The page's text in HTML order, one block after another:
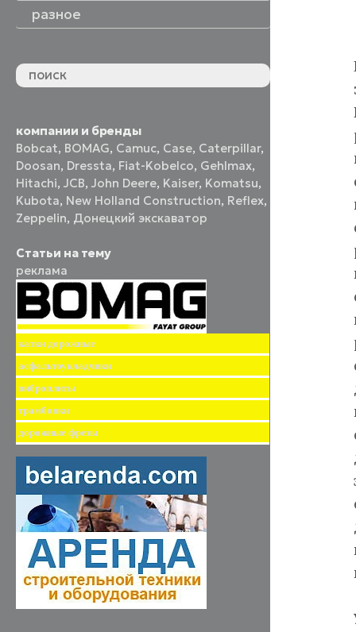
разное
компании и бренды
Bobcat, BOMAG, Camuc, Case, Caterpillar,
Doosan, Dressta, Fiat-Kobelco, Gehlmax,
Hitachi,JCB,John Deere, Kaiser, Komatsu,
Kubota, New Holland Construction, Reflex,
Zeppelin, Донецкий экскаватор
Статьи на тему
реклама
катки дорожные
асфальтоукладчики
виброплиты
трамбовки
дорожные фрезы